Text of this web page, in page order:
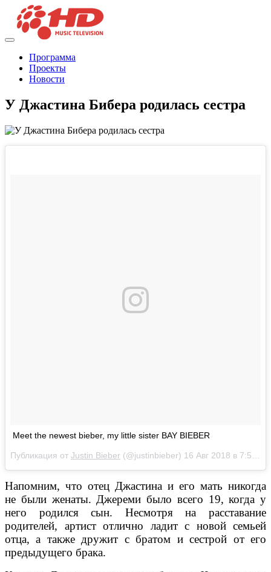
Программа
Проекты
Новости
У Джастина Бибера родилась сестра
Meet the newest bieber, my little sister BAY BIEBER
Публикация от Justin Bieber (@justinbieber) 16 Авг 2018 в 7:58 PDT
Напомним, что отец Джастина и его мать никогда
не были женаты. Джереми было всего 19, когда у
него родился сын. Несмотря на расставание
родителей, артист отлично ладит с новой семьей
отца, а также дружит с братом и сестрой от его
предыдущего брака.